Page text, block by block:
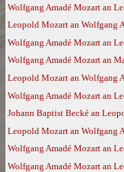
Wolfgang Amadé Mozart an
Leopold Mozart an Wolfgang
Wolfgang Amadé Mozart an
Wolfgang Amadé Mozart an
Leopold Mozart an Wolfgang
Wolfgang Amadé Mozart an
Johann Baptist Becké an
Leopold Mozart an Wolfgang
Wolfgang Amadé Mozart an
Wolfgang Amadé Mozart an